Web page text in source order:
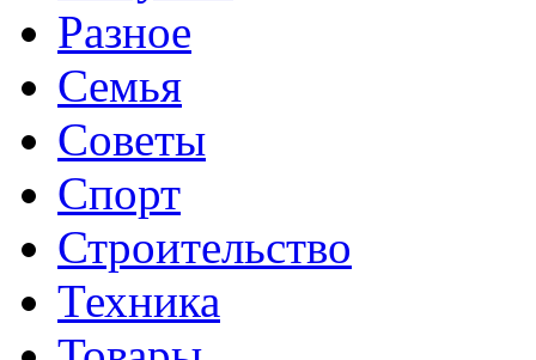
Разное
Семья
Советы
Спорт
Строительство
Техника